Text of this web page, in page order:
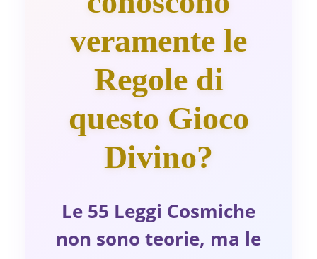
veramente le
Regole di
questo Gioco
Divino?
Le 55 Leggi Cosmiche
non sono teorie, ma le